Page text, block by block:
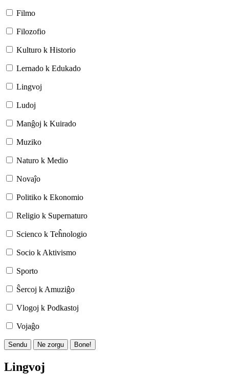
Filmo
Filozofio
Kulturo k Historio
Lernado k Edukado
Lingvoj
Ludoj
Manĝoj k Kuirado
Muziko
Naturo k Medio
Novaĵo
Politiko k Ekonomio
Religio k Supernaturo
Scienco k Teĥnologio
Socio k Aktivismo
Sporto
Ŝercoj k Amuziĝo
Vlogoj k Podkastoj
Vojaĝo
Sendu Ne zorgu Bone!
Lingvoj